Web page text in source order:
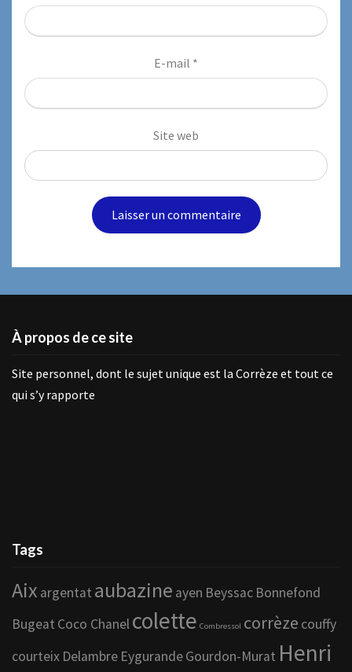
E-mail *
Site web
À propos de ce site
Site personnel, dont le sujet unique est la Corrèze et tout ce
qui s’y rapporte
Tags
Aix argentat aubazine ayen Beyssac Bonnefond
Bugeat Coco Chanelcolette Combressol corrèze couffy
courteix Delambre EygurandeGourdon-Murat Henri